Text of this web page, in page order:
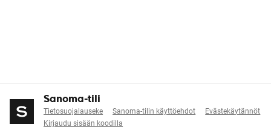
Sanoma-tili
Tietosuojalauseke Sanoma-tilin käyttöehdot
Evästekäytännöt
Kirjaudu sisään koodilla